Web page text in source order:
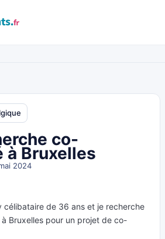
co-
à Bruxelles
2024
célibataire de 36 ans et je recherche
Bruxelles pour un projet de co-